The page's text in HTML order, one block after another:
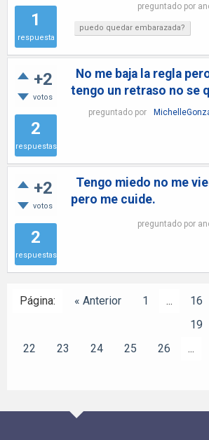
1
respuesta
preguntado por
puedo quedar embarazada?
+2
votos
2
respuestas
No me baja la regla
tengo un retraso no se
preguntado por
+2
votos
2
respuestas
Tengo miedo no me
pero me cuide.
preguntado por
Página: « Anterior 1 ... 16
19
22
23 24 25 26 ...